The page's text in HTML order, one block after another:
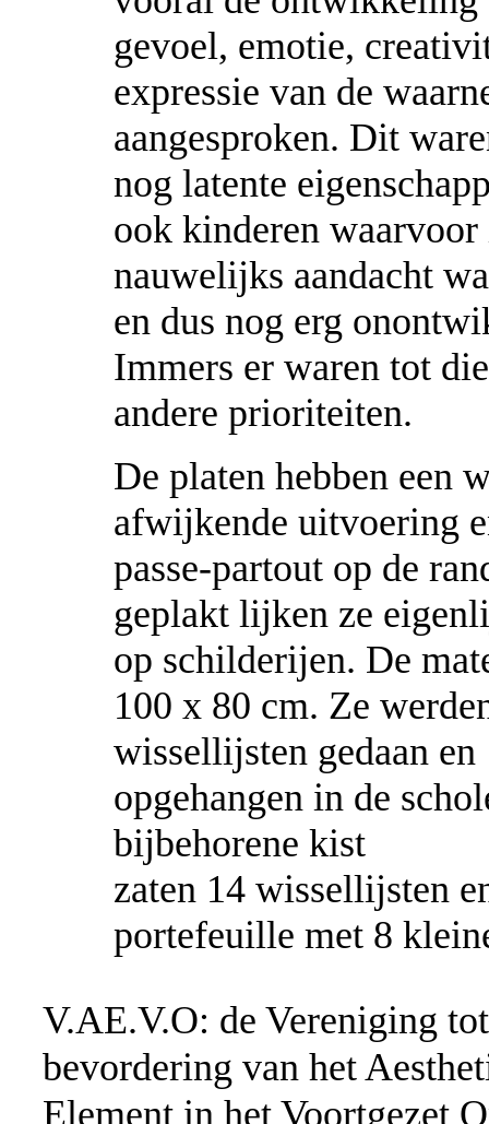
gevoel, emotie,
expressie van de
aangesproken. Dit
nog latente
ook kinderen
nauwelijks aandacht
en dus nog erg
Immers er waren tot
andere prioriteiten.
De platen hebben een
afwijkende uitvoering
passe-partout op de
geplakt lijken ze
op schilderijen. De
100 x 80 cm. Ze
wissellijsten gedaan en
opgehangen in de
bijbehorene kist
zaten 14 wissellijsten
portefeuille met 8
V.AE.V.O: de Vereniging tot
bevordering van het
Element in het Voortgezet